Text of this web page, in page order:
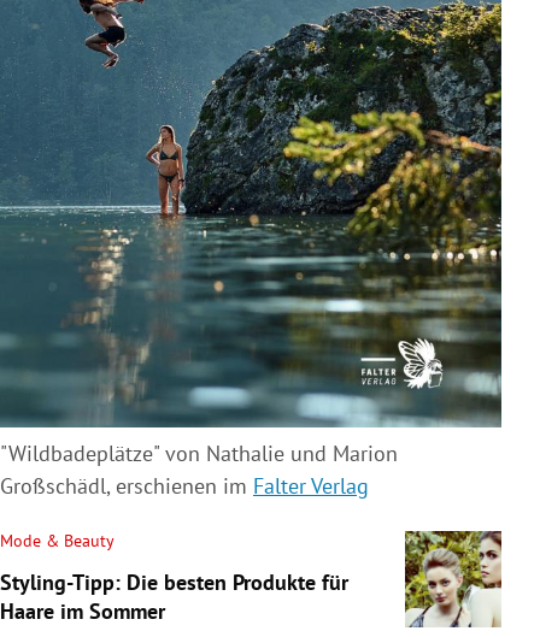
"Wildbadeplätze" von Nathalie und Marion
Großschädl, erschienen im Falter Verlag
Mode & Beauty
Styling-Tipp: Die besten Produkte für
Haare im Sommer